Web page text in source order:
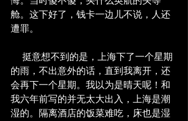
舱。这下好了，钱卡一边儿不说，人还
遭罪。
的雨，不出意外的话，直到我离开，还
会再下一个星期。我以为是晴天呢！和
我六年前写的并无太大出入，上海是潮
湿的。隔离酒店的饭菜难吃，床也是湿